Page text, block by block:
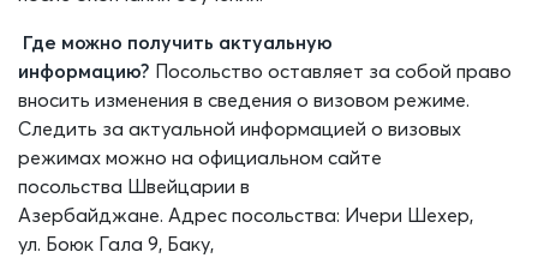
Где можно получить актуальную
информацию? Посольство оставляет за собой право
вносить изменения в сведения о визовом режиме.
Следить за актуальной информацией о визовых
режимах можно на официальном сайте
посольства Швейцарии в
Азербайджане. Адрес посольства: Ичери Шехер,
ул. Боюк Гала 9, Баку,